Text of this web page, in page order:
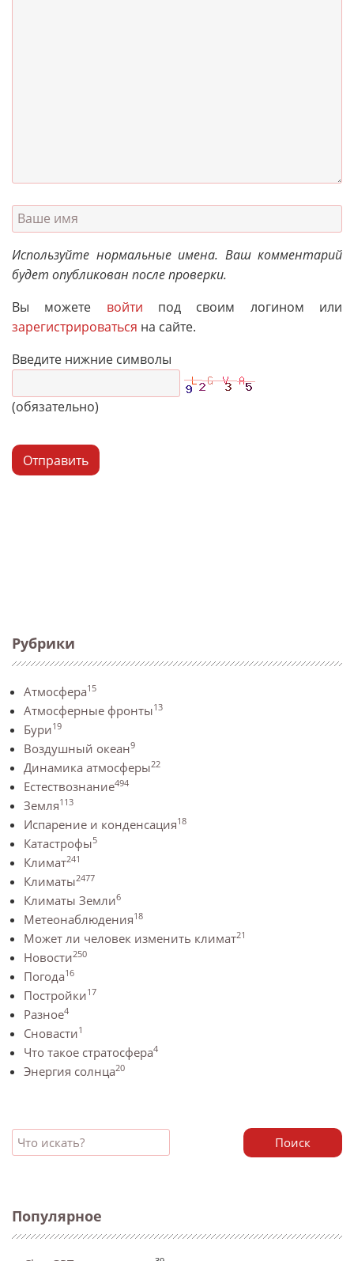
Рубрики
Атмосфера15
Атмосферные фронты13
Бури19
Воздушный океан9
Динамика атмосферы22
Естествознание494
Земля113
Испарение и конденсация18
Катастрофы5
Климат241
Климаты2477
Климаты Земли6
Метеонаблюдения18
Может ли человек изменить климат21
Новости250
Погода16
Постройки17
Разное4
Сновасти1
Что такое стратосфера4
Энергия солнца20
Поиск
Популярное
Используйте нормальные имена. Ваш комментарий
будет опубликован после проверки.
Вы можете войти под своим логином или
зарегистрироваться на сайте.
Введите нижние символы
(обязательно)
Отправить